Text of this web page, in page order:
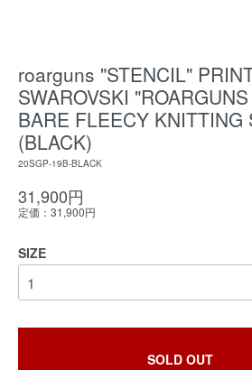
roarguns "STENCIL"
SWAROVSKI
BARE FLEECY KNITTING
(BLACK)
20SGP-19B-BLACK
31,900円
定価：31,900円
SIZE
SOLD OUT